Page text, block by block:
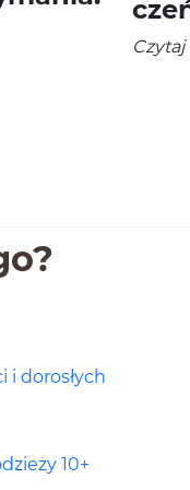
zatrzymania.
-Czytaj
i dorosłych
10+